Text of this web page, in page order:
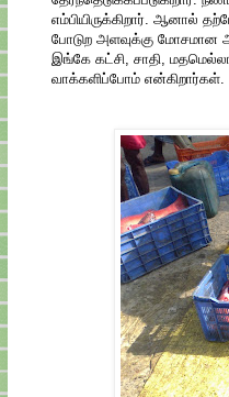
எம்பியிருக்கிறார். ஆனால்
போடுற அளவுக்கு மோசமான
இங்கே கட்சி, சாதி,
வாக்களிப்போம் என்கிறார்கள்.